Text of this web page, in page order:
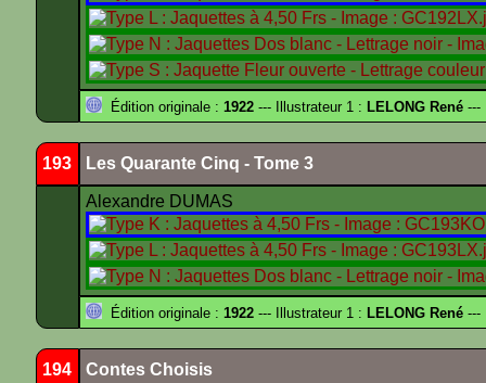
Édition originale : 1922 --- Illustrateur 1 : LELONG René ---
193 Les Quarante Cinq - Tome 3
Alexandre DUMAS
Édition originale : 1922 --- Illustrateur 1 : LELONG René ---
194 Contes Choisis